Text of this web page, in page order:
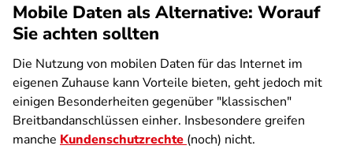
Mobile Daten als Alternative: Worauf
Sie achten sollten
Die Nutzung von mobilen Daten für das Internet im
eigenen Zuhause kann Vorteile bieten, geht jedoch mit
einigen Besonderheiten gegenüber "klassischen"
Breitbandanschlüssen einher. Insbesondere greifen
manche Kundenschutzrechte (noch) nicht.